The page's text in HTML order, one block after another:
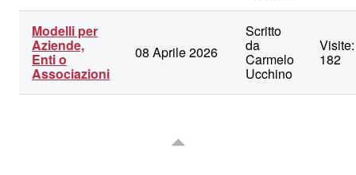
Modelli per
Aziende,
Enti o
Associazioni
08 Aprile 2026
Scritto
da
Carmelo
Ucchino
Visite:
182